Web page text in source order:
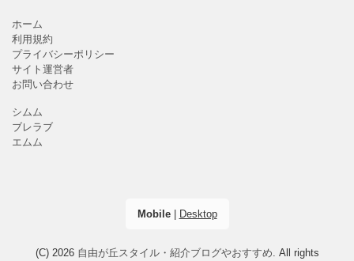
ホーム
利用規約
プライバシーポリシー
サイト運営者
お問い合わせ
シムム
ブレラブ
エムム
Mobile| Desktop
(C) 2026 自由が丘スタイル・紹介ブログやおすすめ . All rights